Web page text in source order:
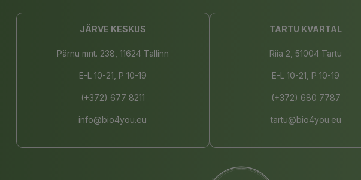
JÄRVE KESKUS
Pärnu mnt. 238, 11624 Tallinn
E-L 10-21, P 10-19
(+372) 677 8211
info@bio4you.eu
TARTU KVARTAL
Riia 2, 51004 Tartu
E-L 10-21, P 10-19
(+372) 680 7787
tartu@bio4you.eu